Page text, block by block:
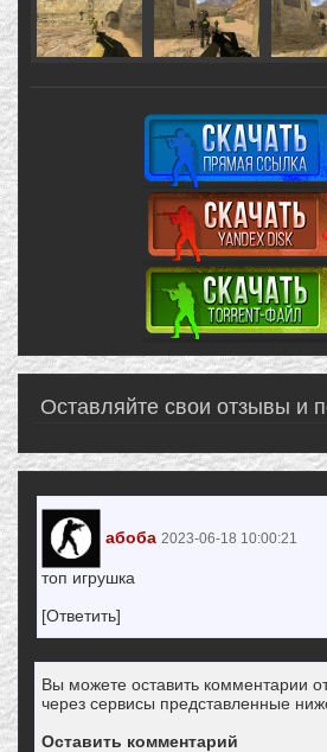
Оставляйте свои отзывы и
абоба 2023-06-18 10:00:21
топ игрушка
[Ответить]
Вы можете оставить комментарии
через сервисы представленные
Оставить комментарий